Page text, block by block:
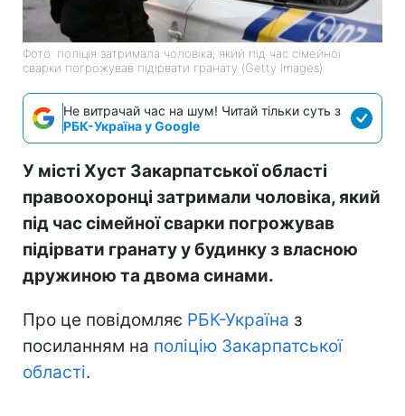
Фото: поліція затримала чоловіка, який під час сімейної
сварки погрожував підірвати гранату (Getty Images)
Не витрачай час на шум! Читай тільки суть з
РБК-Україна у Google
У місті Хуст Закарпатської області
правоохоронці затримали чоловіка, який
під час сімейної сварки погрожував
підірвати гранату у будинку з власною
дружиною та двома синами.
Про це повідомляє РБК-Україна з
посиланням на поліцію Закарпатської
області.